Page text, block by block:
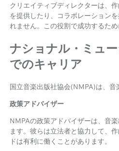
クリエイティブディレクターは、
を提供したり、コラボレーション
れません。この役割で成功するた
ナショナル・ミュ
でのキャリア
国立音楽出版社協会(NMPA)は、
政策アドバイザー
NMPAの政策アドバイザーは、音
ます。彼らは立法者と協力して、
ドは有利に働くことがあります。